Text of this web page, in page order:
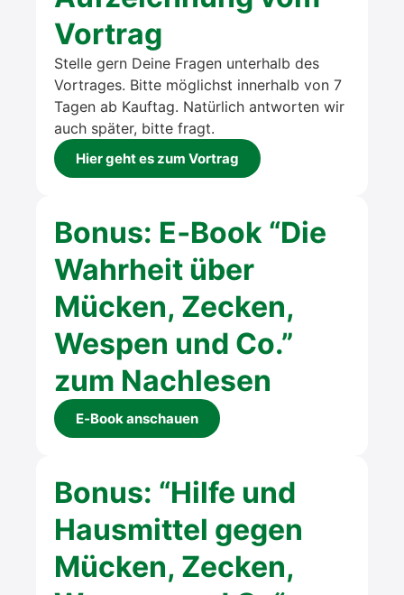
Vor­trag
Stel­le gern Dei­ne Fra­gen unter­halb des
Vor­tra­ges. Bit­te mög­lichst inner­halb von 7
Tagen ab Kauft­ag. Natür­lich ant­wor­ten wir
auch spä­ter, bit­te fragt.
Hier geht es zum Vor­trag
Bonus: E‑Book “Die
Wahr­heit über
Mücken, Zecken,
Wes­pen und Co.”
zum Nach­le­sen
E‑Book anschau­en
Bonus: “Hil­fe und
Haus­mit­tel gegen
Mücken, Zecken,